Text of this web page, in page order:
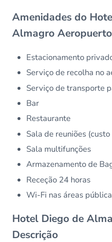
Amenidades do
Almagro Aeropuerto
Estacionamento
Serviço de recolha no
Serviço de transporte
Bar
Restaurante
Sala de reuniões
Sala multifunções
Armazenamento de
Receção 24 horas
Wi-Fi nas áreas
Hotel Diego de
Descrição